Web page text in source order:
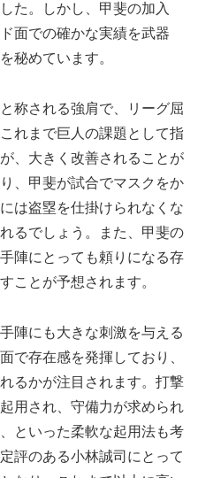
た。しかし、甲斐の加入
面での確かな実績を武器
秘めています。
称される強肩で、リーグ屈
れまで巨人の課題として指
、大きく改善されることが
、甲斐が試合でマスクをか
は盗塁を仕掛けられなくな
るでしょう。また、甲斐の
陣にとっても頼りになる存
ことが予想されます。
陣にも大きな刺激を与える
で存在感を発揮しており、
るかが注目されます。打撃
用され、守備力が求められ
といった柔軟な起用法も考
評のある小林誠司にとって